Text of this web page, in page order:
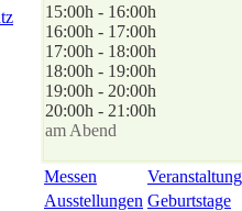
15:00h - 16:00h
16:00h - 17:00h
17:00h - 18:00h
18:00h - 19:00h
19:00h - 20:00h
20:00h - 21:00h
am Abend
Messen
Veranstaltung
Ausstellungen Geburtstage